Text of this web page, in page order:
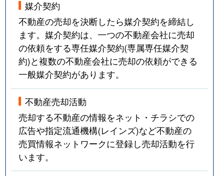
媒介契約
不動産の売却を決断したら媒介契約を締結し
ます。媒介契約は、一つの不動産会社に売却
の依頼をする専任媒介契約(専属専任媒介契
約)と複数の不動産会社に売却の依頼ができる
一般媒介契約があります。
不動産売却活動
売却する不動産の情報をネット・チラシでの
広告や指定流通機構(レインズ)など不動産の
売買情報ネットワークに登録し売却活動を行
います。